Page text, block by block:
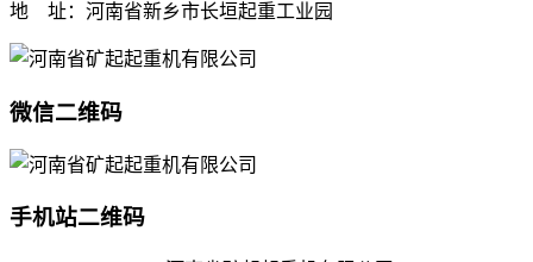
地 址：河南省新乡市长垣起重工业园
微信二维码
手机站二维码